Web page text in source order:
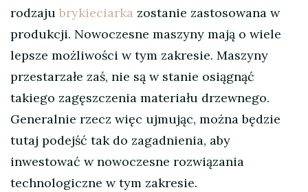
rodzaju brykieciarka zostanie zastosowana w
produkcji. Nowoczesne maszyny mają o wiele
lepsze możliwości w tym zakresie. Maszyny
przestarzałe zaś, nie są w stanie osiągnąć
takiego zagęszczenia materiału drzewnego.
Generalnie rzecz więc ujmując, można będzie
tutaj podejść tak do zagadnienia, aby
inwestować w nowoczesne rozwiązania
technologiczne w tym zakresie.